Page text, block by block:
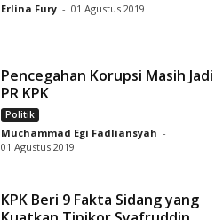
Erlina Fury - 01 Agustus 2019
Pencegahan Korupsi Masih Jadi
PR KPK
Politik
Muchammad Egi Fadliansyah -
01 Agustus 2019
KPK Beri 9 Fakta Sidang yang